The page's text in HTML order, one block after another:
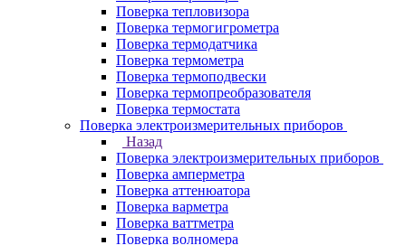
Поверка тепловизора
Поверка термогигрометра
Поверка термодатчика
Поверка термометра
Поверка термоподвески
Поверка термопреобразователя
Поверка термостата
Поверка электроизмерительных приборов
Назад
Поверка электроизмерительных приборов
Поверка амперметра
Поверка аттенюатора
Поверка варметра
Поверка ваттметра
Поверка волномера